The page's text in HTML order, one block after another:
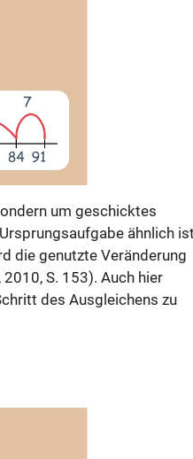
um geschicktes
ähnlich
die genutzte Veränderung
S. 153). Auch hier
des Ausgleichens zu